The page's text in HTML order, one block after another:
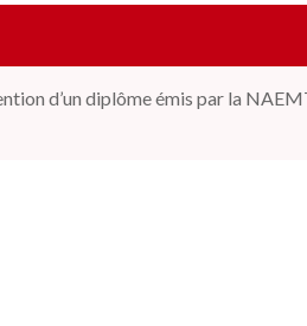
d’un diplôme émis par la